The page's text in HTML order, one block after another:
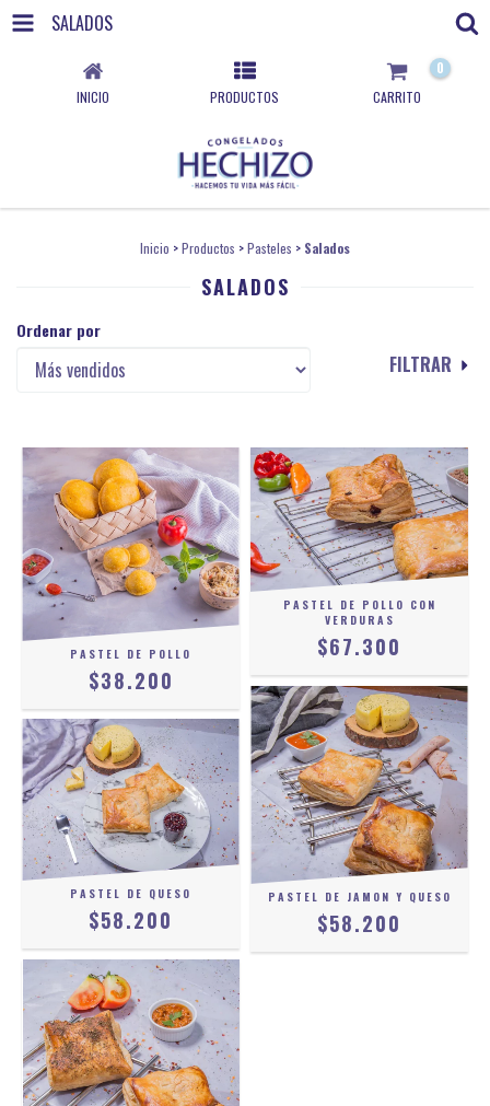
SALADOS
INICIO PRODUCTOS CARRITO
0
Inicio >Productos >Pasteles > Salados
SALADOS
Ordenar por
FILTRAR
PASTEL DE POLLO
$38.200
PASTEL DE POLLO CON
VERDURAS
$67.300
PASTEL DE QUESO
$58.200
PASTEL DE JAMON Y QUESO
$58.200